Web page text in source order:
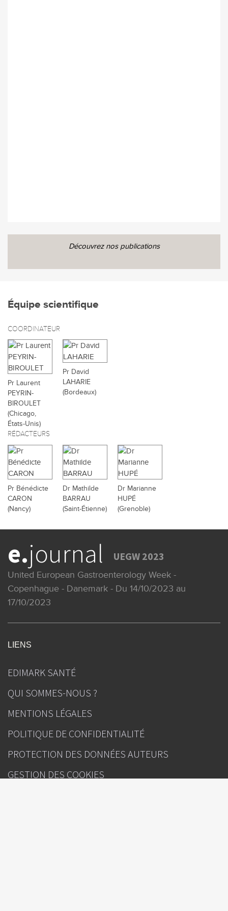
Découvrez nos publications
Équipe scientifique
COORDINATEUR
Pr Laurent
PEYRIN-
BIROULET
(Chicago,
États-Unis)
Pr David
LAHARIE
(Bordeaux)
RÉDACTEURS
Pr Bénédicte
CARON
(Nancy)
Dr Mathilde
BARRAU
(Saint-Étienne)
Dr Marianne
HUPÉ
(Grenoble)
e.journal UEGW 2023
United European Gastroenterology Week -
Copenhague - Danemark - Du 14/10/2023 au
17/10/2023
LIENS
EDIMARK SANTÉ
QUI SOMMES-NOUS ?
MENTIONS LÉGALES
POLITIQUE DE CONFIDENTIALITÉ
PROTECTION DES DONNÉES AUTEURS
GESTION DES COOKIES